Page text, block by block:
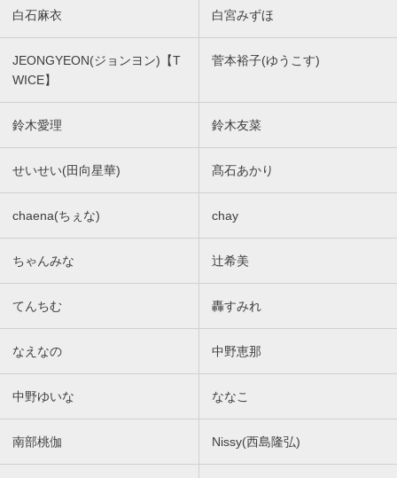
白石麻衣 白宮みずほ
JEONGYEON(ジョンヨン)【T
WICE】
菅本裕子(ゆうこす)
鈴木愛理 鈴木友菜
せいせい(田向星華) 髙石あかり
chaena(ちぇな) chay
ちゃんみな 辻希美
てんちむ 轟すみれ
なえなの 中野恵那
中野ゆいな ななこ
南部桃伽 Nissy(西島隆弘)